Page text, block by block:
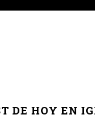
DE HOY EN